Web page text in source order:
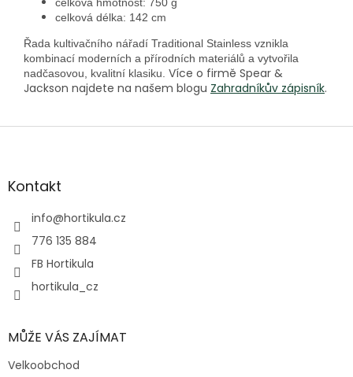
celková hmotnost: 750 g
celková délka: 142 cm
Řada kultivačního nářadí Traditional Stainless vznikla
kombinací moderních a přírodních materiálů a vytvořila
nadčasovou, kvalitní klasiku. Více o firmě Spear &
Jackson najdete na našem blogu Zahradníkův zápisník.
Z
aKontakt
info@hortikula.cz
776 135 884
FB Hortikula
hortikula_cz
MŮŽE VÁS ZAJÍMAT
Velkoobchod